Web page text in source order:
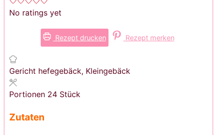
No ratings yet
Rezept drucken Rezept merken
Gericht hefegebäck, Kleingebäck
Portionen 24 Stück
Zutaten